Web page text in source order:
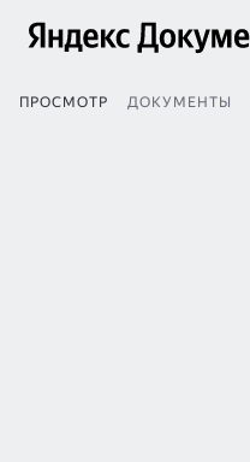
ПРОСМОТР ДОКУМЕНТЫ